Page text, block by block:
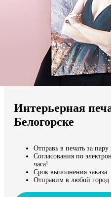
Мы доставляем по всему миру
Продолжить без города
Интерьерная
Белогорске
Отправь в печать за пару
Согласования по
часа!
Срок выполнения заказа:
Отправим в любой